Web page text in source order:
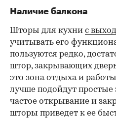
Наличие балкона
Шторы для кухни с
учитывать его
пользуются редко,
штор, закрывающих
это зона отдыха и
лучше подойдут простые
частое открывание и
шторы приведет к ее